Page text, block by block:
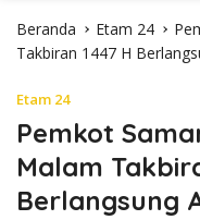
Beranda Etam 24
Takbiran 1447 H
Etam 24
Pemkot
Malam
Berlangsung